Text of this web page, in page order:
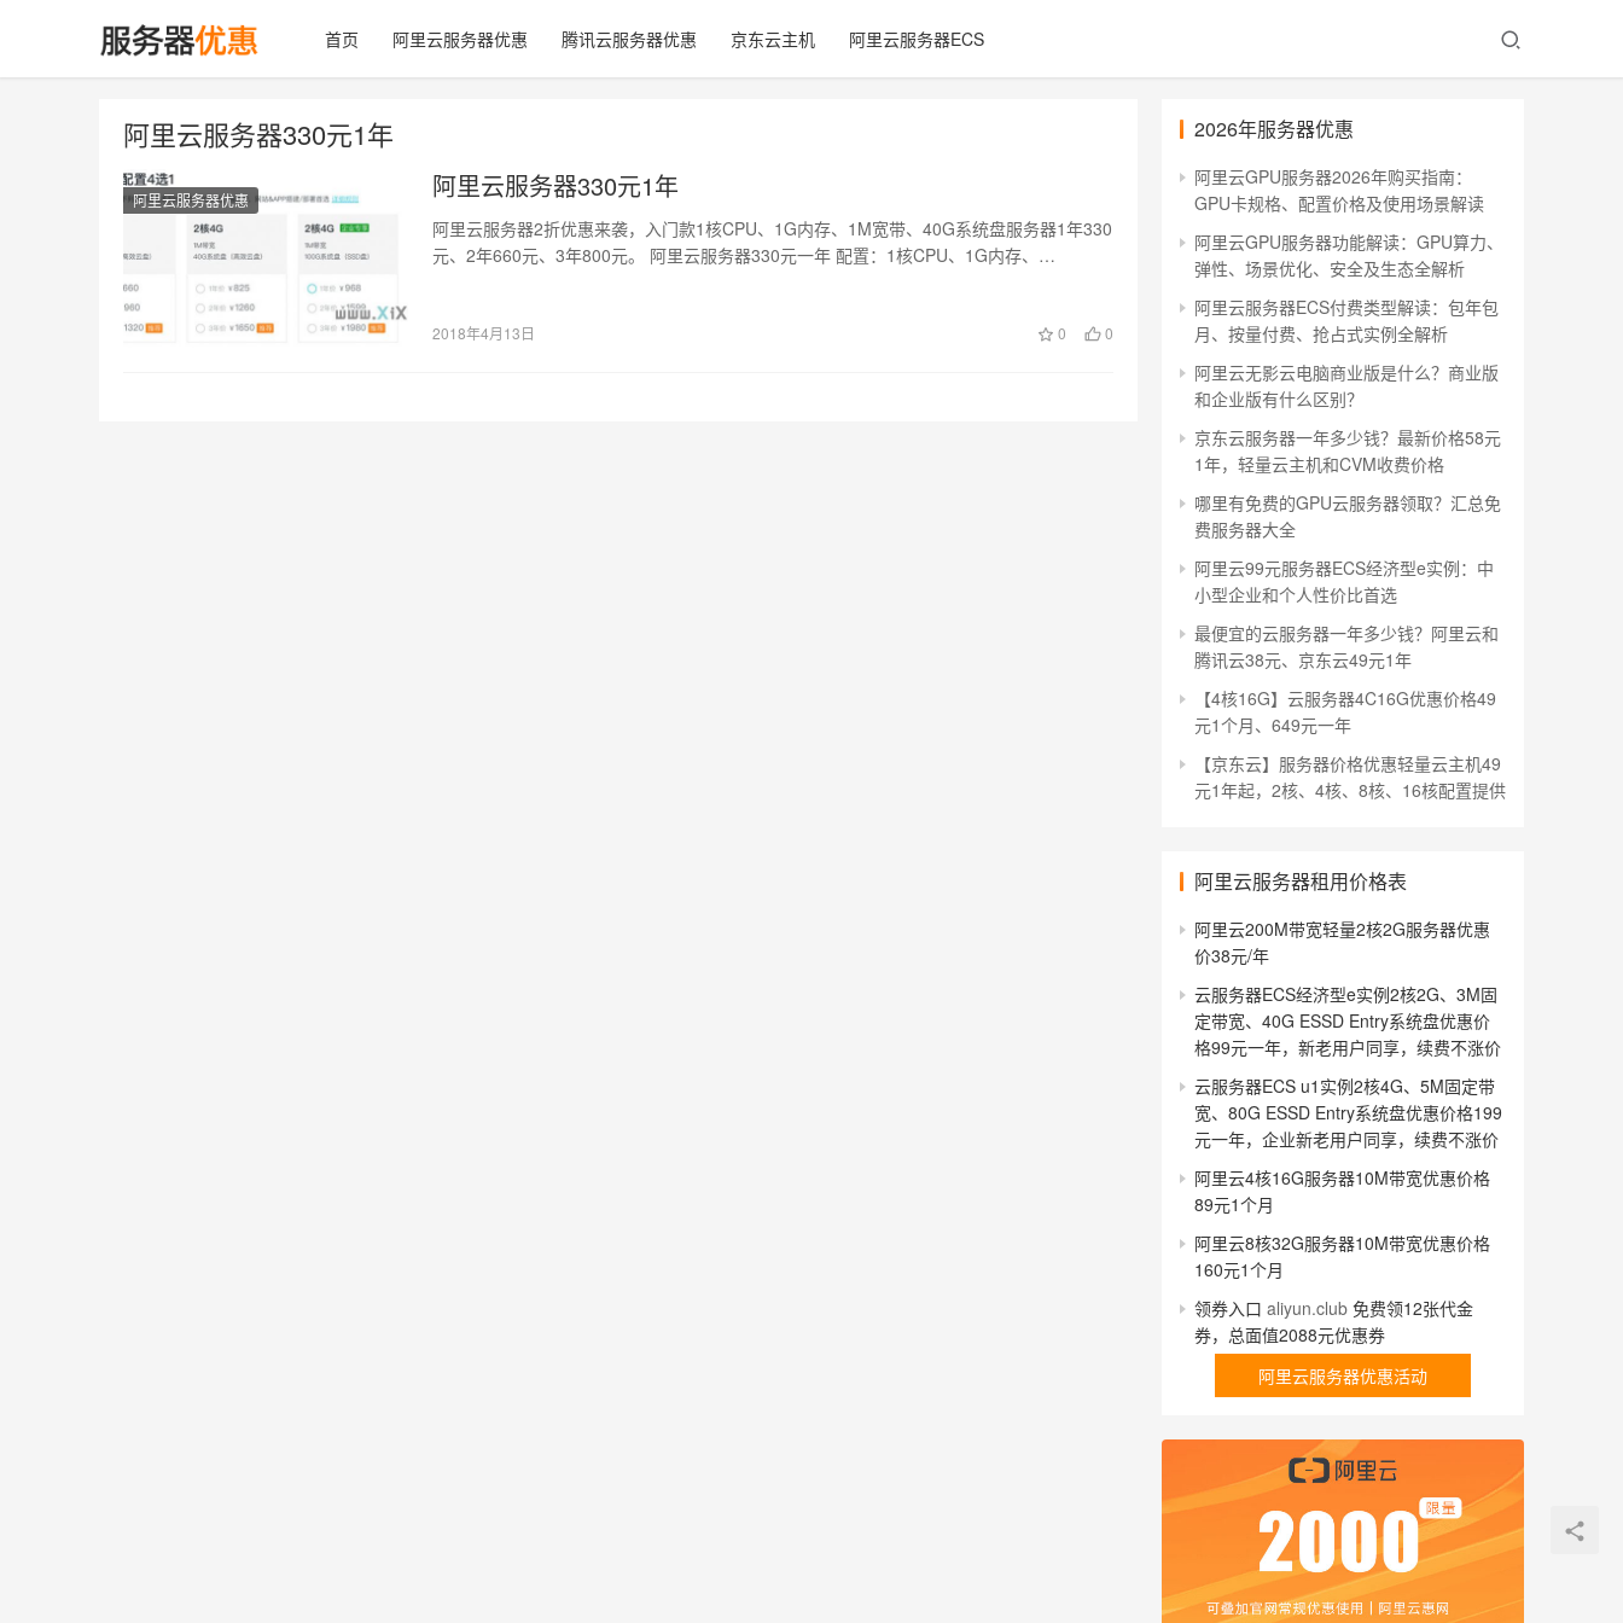
首页 阿里云服务器优惠 腾讯云服务器优惠 京东云主机 阿里云服务器ECS
阿里云服务器330元1年
阿里云服务器优惠 阿里云服务器330元1年
阿里云服务器2折优惠来袭，入门款1核CPU、1G内存、1M宽带、40G系统盘服务器1年330
元、2年660元、3年800元。 阿里云服务器330元一年 配置：1核CPU、1G内存、…
2018年4月13日 0 0
2026年服务器优惠
阿里云GPU服务器2026年购买指南：
GPU卡规格、配置价格及使用场景解读
阿里云GPU服务器功能解读：GPU算力、
弹性、场景优化、安全及生态全解析
阿里云服务器ECS付费类型解读：包年包
月、按量付费、抢占式实例全解析
阿里云无影云电脑商业版是什么？商业版
和企业版有什么区别？
京东云服务器一年多少钱？最新价格58元
1年，轻量云主机和CVM收费价格
哪里有免费的GPU云服务器领取？汇总免
费服务器大全
阿里云99元服务器ECS经济型e实例：中
小型企业和个人性价比首选
最便宜的云服务器一年多少钱？阿里云和
腾讯云38元、京东云49元1年
【4核16G】云服务器4C16G优惠价格49
元1个月、649元一年
【京东云】服务器价格优惠轻量云主机49
元1年起，2核、4核、8核、16核配置提供
阿里云服务器租用价格表
阿里云200M带宽轻量2核2G服务器优惠
价38元/年
云服务器ECS经济型e实例2核2G、3M固
定带宽、40G ESSD Entry系统盘优惠价
格99元一年，新老用户同享，续费不涨价
云服务器ECS u1实例2核4G、5M固定带
宽、80G ESSD Entry系统盘优惠价格199
元一年，企业新老用户同享，续费不涨价
阿里云4核16G服务器10M带宽优惠价格
89元1个月
阿里云8核32G服务器10M带宽优惠价格
160元1个月
领券入口 aliyun.club 免费领12张代金
券，总面值2088元优惠券
阿里云服务器优惠活动